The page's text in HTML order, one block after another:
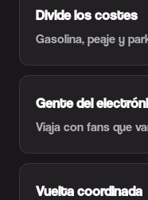
Divide los costes
Gasolina, peaje y
Gente del
Viaja con fans que
Vuelta coordinada